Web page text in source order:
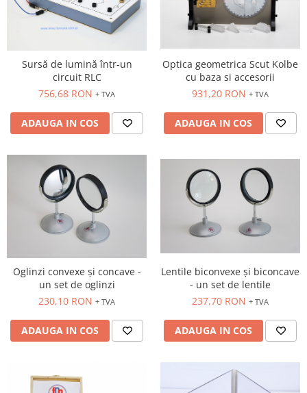
Sursă de lumină într-un
circuit RLC
756,68 RON + TVA
ADAUGA IN COS
Optica geometrica Scut Kolbe
cu baza si accesorii
931,20 RON + TVA
ADAUGA IN COS
Oglinzi convexe și concave -
un set de oglinzi
230,10 RON + TVA
ADAUGA IN COS
Lentile biconvexe și biconcave
- un set de lentile
237,70 RON + TVA
ADAUGA IN COS